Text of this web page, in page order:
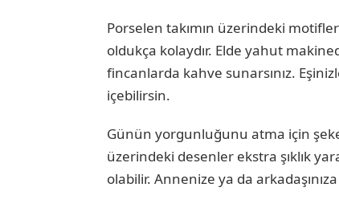
Porselen takımın üzerindeki
oldukça kolaydır. Elde yahut
fincanlarda kahve sunarsınız.
içebilirsin.
Günün yorgunluğunu atma için
üzerindeki desenler ekstra şıklık
olabilir. Annenize ya da